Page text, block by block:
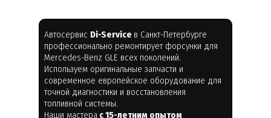
Автосервис Di-Service в Санкт-Петербурге
профессионально ремонтирует форсунки для
Mercedes-Benz GLE всех поколений.
Используем оригинальные запчасти и
современное европейское оборудование для
точной диагностики и восстановления
топливной системы.
Наши мастера с 15-летним опытом